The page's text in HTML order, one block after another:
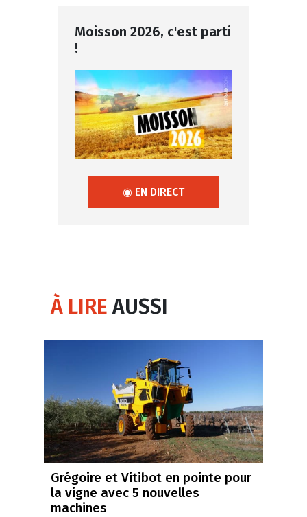
Moisson 2026, c'est parti
!
◉ EN DIRECT
À LIREAUSSI
Grégoire et Vitibot en pointe pour
la vigne avec 5 nouvelles
machines